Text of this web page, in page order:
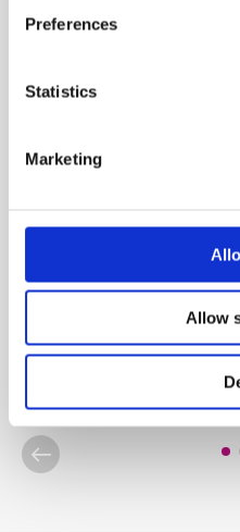
Preferences
Statistics
Marketing
Allow
CTX-500